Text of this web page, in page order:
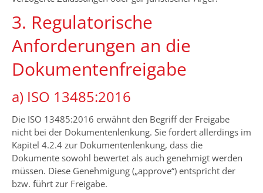
3. Regulatorische
Anforderungen an die
Dokumentenfreigabe
a) ISO 13485:2016
Die ISO 13485:2016 erwähnt den Begriff der Freigabe
nicht bei der Dokumentenlenkung. Sie fordert allerdings im
Kapitel 4.2.4 zur Dokumentenlenkung, dass die
Dokumente sowohl bewertet als auch genehmigt werden
müssen. Diese Genehmigung („approve“) entspricht der
bzw. führt zur Freigabe.